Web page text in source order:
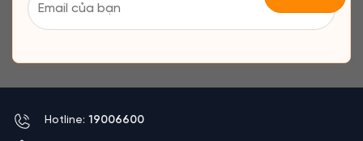
Hotline: 19006600